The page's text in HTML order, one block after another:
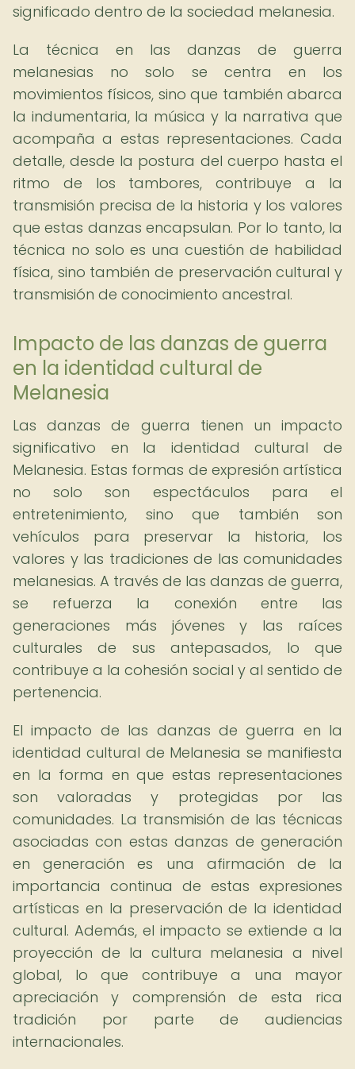
significado dentro de la sociedad melanesia.
La técnica en las danzas de guerra
melanesias no solo se centra en los
movimientos físicos, sino que también abarca
la indumentaria, la música y la narrativa que
acompaña a estas representaciones. Cada
detalle, desde la postura del cuerpo hasta el
ritmo de los tambores, contribuye a la
transmisión precisa de la historia y los valores
que estas danzas encapsulan. Por lo tanto, la
técnica no solo es una cuestión de habilidad
física, sino también de preservación cultural y
transmisión de conocimiento ancestral.
Impacto de las danzas de guerra
en la identidad cultural de
Melanesia
Las danzas de guerra tienen un impacto
significativo en la identidad cultural de
Melanesia. Estas formas de expresión artística
no solo son espectáculos para el
entretenimiento, sino que también son
vehículos para preservar la historia, los
valores y las tradiciones de las comunidades
melanesias. A través de las danzas de guerra,
se refuerza la conexión entre las
generaciones más jóvenes y las raíces
culturales de sus antepasados, lo que
contribuye a la cohesión social y al sentido de
pertenencia.
El impacto de las danzas de guerra en la
identidad cultural de Melanesia se manifiesta
en la forma en que estas representaciones
son valoradas y protegidas por las
comunidades. La transmisión de las técnicas
asociadas con estas danzas de generación
en generación es una afirmación de la
importancia continua de estas expresiones
artísticas en la preservación de la identidad
cultural. Además, el impacto se extiende a la
proyección de la cultura melanesia a nivel
global, lo que contribuye a una mayor
apreciación y comprensión de esta rica
tradición por parte de audiencias
internacionales.